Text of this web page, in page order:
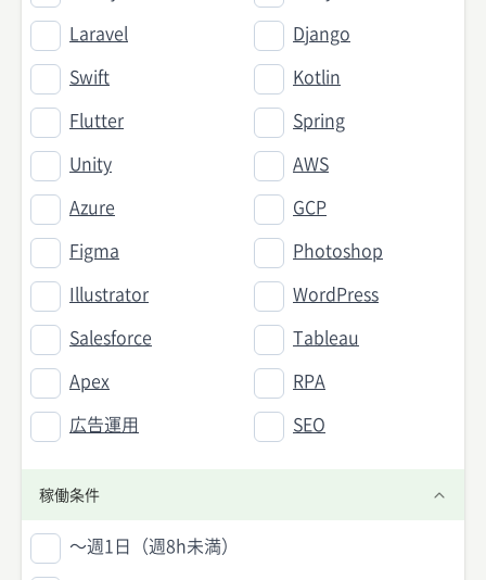
Laravel Django
Swift Kotlin
Flutter Spring
Unity AWS
Azure GCP
Figma Photoshop
Illustrator WordPress
Salesforce Tableau
Apex RPA
広告運用 SEO
稼働条件
〜週1日（週8h未満）